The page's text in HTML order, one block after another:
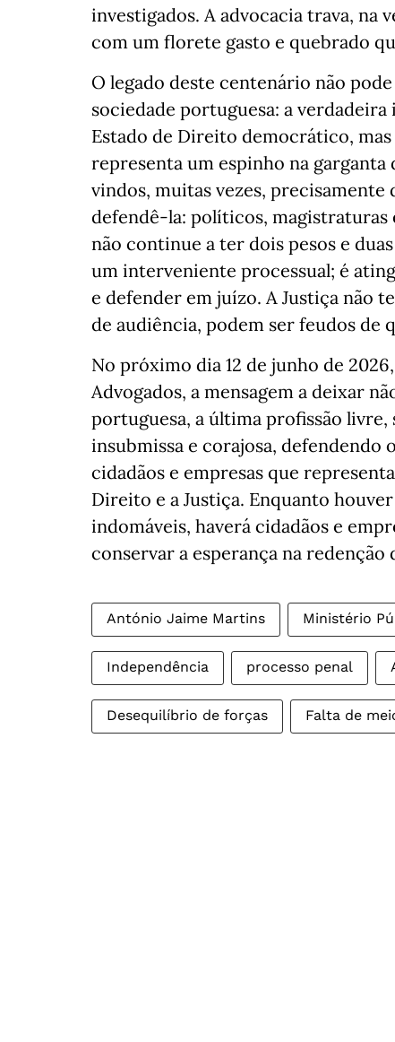
investigados. A advocacia trava, na
com um florete gasto e quebrado
O legado deste centenário não
sociedade portuguesa: a
Estado de Direito democrático,
representa um espinho na
vindos, muitas vezes,
defendê-la: políticos, magistraturas
não continue a ter dois pesos e
um interveniente processual; é
e defender em juízo. A Justiça não
de audiência, podem ser feudos de
No próximo dia 12 de junho de
Advogados, a mensagem a deixar
portuguesa, a última profissão
insubmissa e corajosa, defendendo
cidadãos e empresas que
Direito e a Justiça. Enquanto
indomáveis, haverá cidadãos e
conservar a esperança na
António Jaime Martins Ministério
Independência processo penal
Desequilíbrio de forças Falta de